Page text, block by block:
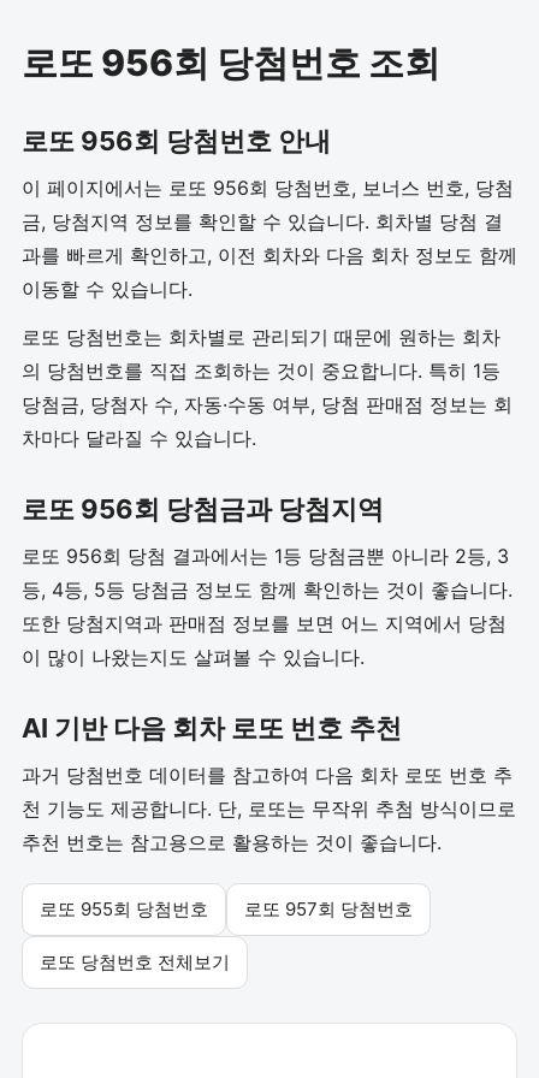
로또 956회 당첨번호 조회
로또 956회 당첨번호 안내
이 페이지에서는 로또 956회 당첨번호, 보너스 번호, 당첨
금, 당첨지역 정보를 확인할 수 있습니다. 회차별 당첨 결
과를 빠르게 확인하고, 이전 회차와 다음 회차 정보도 함께
이동할 수 있습니다.
로또 당첨번호는 회차별로 관리되기 때문에 원하는 회차
의 당첨번호를 직접 조회하는 것이 중요합니다. 특히 1등
당첨금, 당첨자 수, 자동·수동 여부, 당첨 판매점 정보는 회
차마다 달라질 수 있습니다.
로또 956회 당첨금과 당첨지역
로또 956회 당첨 결과에서는 1등 당첨금뿐 아니라 2등, 3
등, 4등, 5등 당첨금 정보도 함께 확인하는 것이 좋습니다.
또한 당첨지역과 판매점 정보를 보면 어느 지역에서 당첨
이 많이 나왔는지도 살펴볼 수 있습니다.
AI 기반 다음 회차 로또 번호 추천
과거 당첨번호 데이터를 참고하여 다음 회차 로또 번호 추
천 기능도 제공합니다. 단, 로또는 무작위 추첨 방식이므로
추천 번호는 참고용으로 활용하는 것이 좋습니다.
로또 955회 당첨번호 로또 957회 당첨번호
로또 당첨번호 전체보기